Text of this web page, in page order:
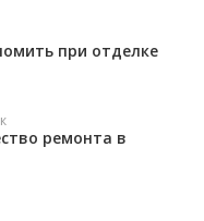
при отделке
ремонта в